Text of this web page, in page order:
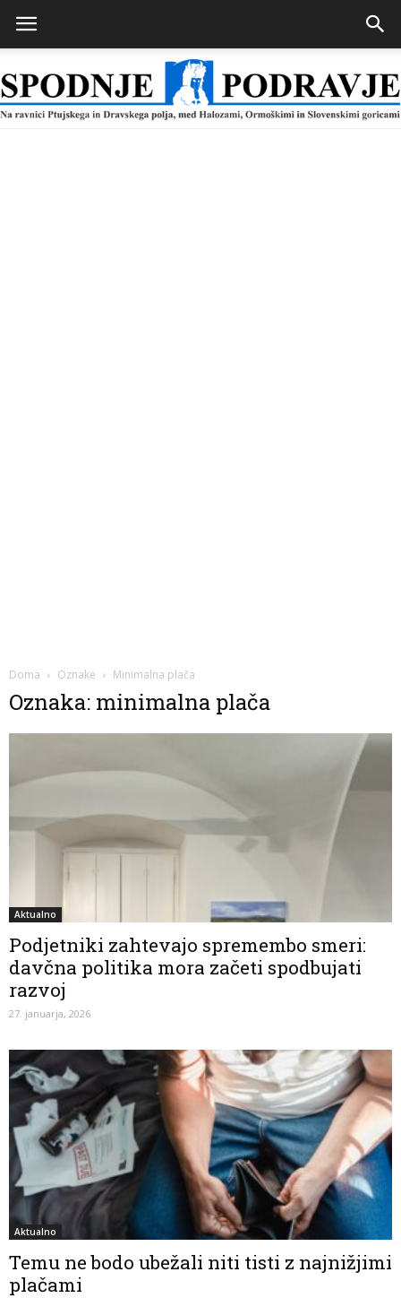
Doma Oznake Minimalna plača
Oznaka: minimalna plača
Aktualno
Podjetniki zahtevajo spremembo smeri:
davčna politika mora začeti spodbujati
razvoj
27. januarja, 2026
Aktualno
Temu ne bodo ubežali niti tisti z najnižjimi
plačami